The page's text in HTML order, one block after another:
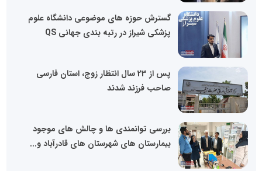
گسترش حوزه های موضوعی دانشگاه علوم
پزشکی شیراز در رتبه بندی جهانی QS
پس از 23 سال انتظار زوج، استان فارسی
صاحب فرزند شدند
بررسی توانمندی ها و چالش های موجود
بیمارستان های شهرستان های قادرآباد و...